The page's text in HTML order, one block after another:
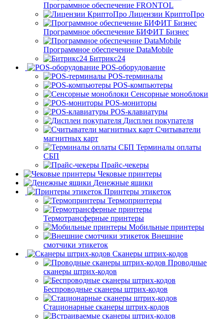
Программное обеспечение FRONTOL
Лицензии КриптоПро
Программное обеспечение БИФИТ Бизнес
Программное обеспечение DataMobile
Битрикс24
POS-оборудование
POS-терминалы
POS-компьютеры
Сенсорные моноблоки
POS-мониторы
POS-клавиатуры
Дисплеи покупателя
Считыватели
магнитных карт
Терминалы оплаты
СБП
Прайс-чекеры
Чековые принтеры
Денежные ящики
Принтеры этикеток
Термопринтеры
Термотрансферные принтеры
Мобильные принтеры
Внешние
смотчики этикеток
Сканеры штрих-кодов
Проводные
сканеры штрих-кодов
Беспроводные сканеры штрих-кодов
Стационарные сканеры штрих-кодов